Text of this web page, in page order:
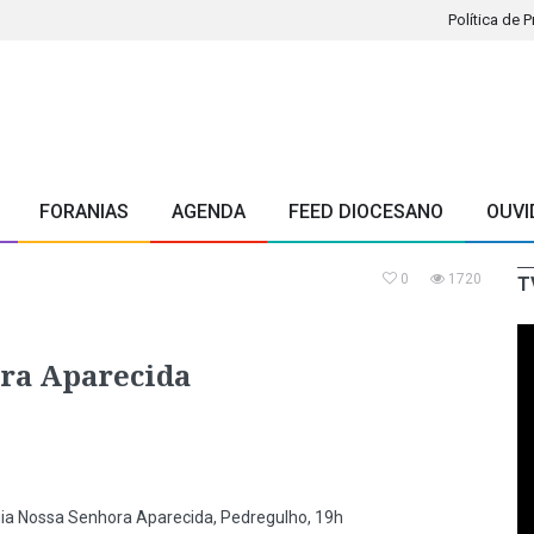
Política de
FORANIAS AGENDA FEED DIOCESANO
0 1720
Aparecida
Nossa Senhora Aparecida, Pedregulho, 19h